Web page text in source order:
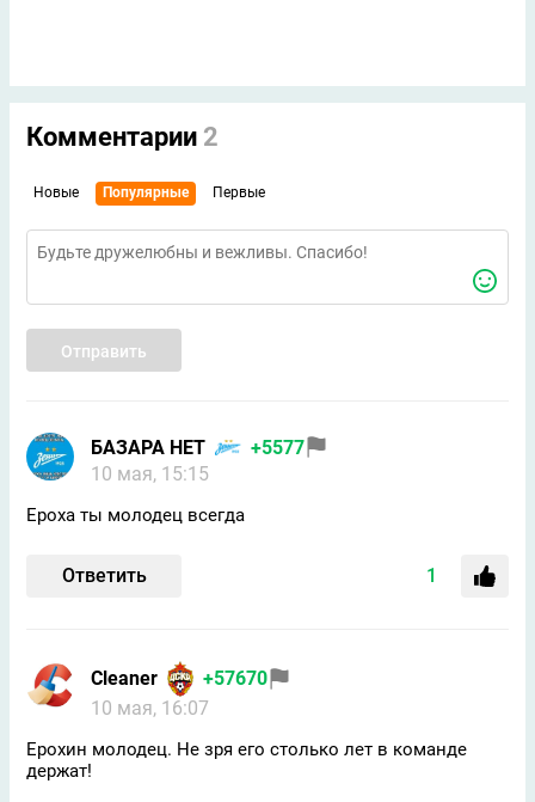
Комментарии 2
Новые Популярные Первые
Отправить
БАЗАРА НЕТ
+5577
10 мая, 15:15
Ероха ты молодец всегда
Ответить 1
Cleaner
+57670
10 мая, 16:07
Ерохин молодец. Не зря его столько лет в команде
держат!